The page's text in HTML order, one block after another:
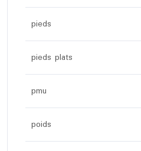
pieds
pieds plats
pmu
poids